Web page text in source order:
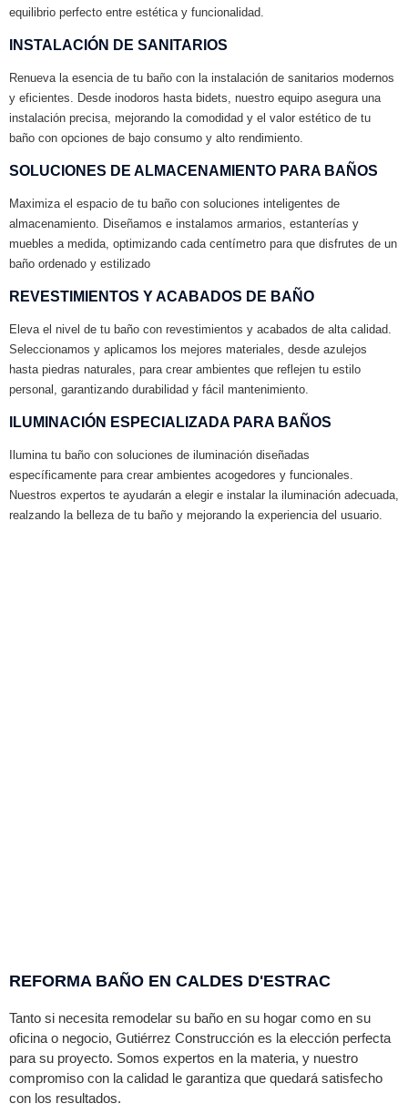
equilibrio perfecto entre estética y funcionalidad.
INSTALACIÓN DE SANITARIOS
Renueva la esencia de tu baño con la instalación de sanitarios modernos
y eficientes. Desde inodoros hasta bidets, nuestro equipo asegura una
instalación precisa, mejorando la comodidad y el valor estético de tu
baño con opciones de bajo consumo y alto rendimiento.
SOLUCIONES DE ALMACENAMIENTO PARA BAÑOS
Maximiza el espacio de tu baño con soluciones inteligentes de
almacenamiento. Diseñamos e instalamos armarios, estanterías y
muebles a medida, optimizando cada centímetro para que disfrutes de un
baño ordenado y estilizado
REVESTIMIENTOS Y ACABADOS DE BAÑO
Eleva el nivel de tu baño con revestimientos y acabados de alta calidad.
Seleccionamos y aplicamos los mejores materiales, desde azulejos
hasta piedras naturales, para crear ambientes que reflejen tu estilo
personal, garantizando durabilidad y fácil mantenimiento.
ILUMINACIÓN ESPECIALIZADA PARA BAÑOS
Ilumina tu baño con soluciones de iluminación diseñadas
específicamente para crear ambientes acogedores y funcionales.
Nuestros expertos te ayudarán a elegir e instalar la iluminación adecuada,
realzando la belleza de tu baño y mejorando la experiencia del usuario.
REFORMA BAÑO EN CALDES D'ESTRAC
Tanto si necesita remodelar su baño en su hogar como en su
oficina o negocio, Gutiérrez Construcción es la elección perfecta
para su proyecto. Somos expertos en la materia, y nuestro
compromiso con la calidad le garantiza que quedará satisfecho
con los resultados.